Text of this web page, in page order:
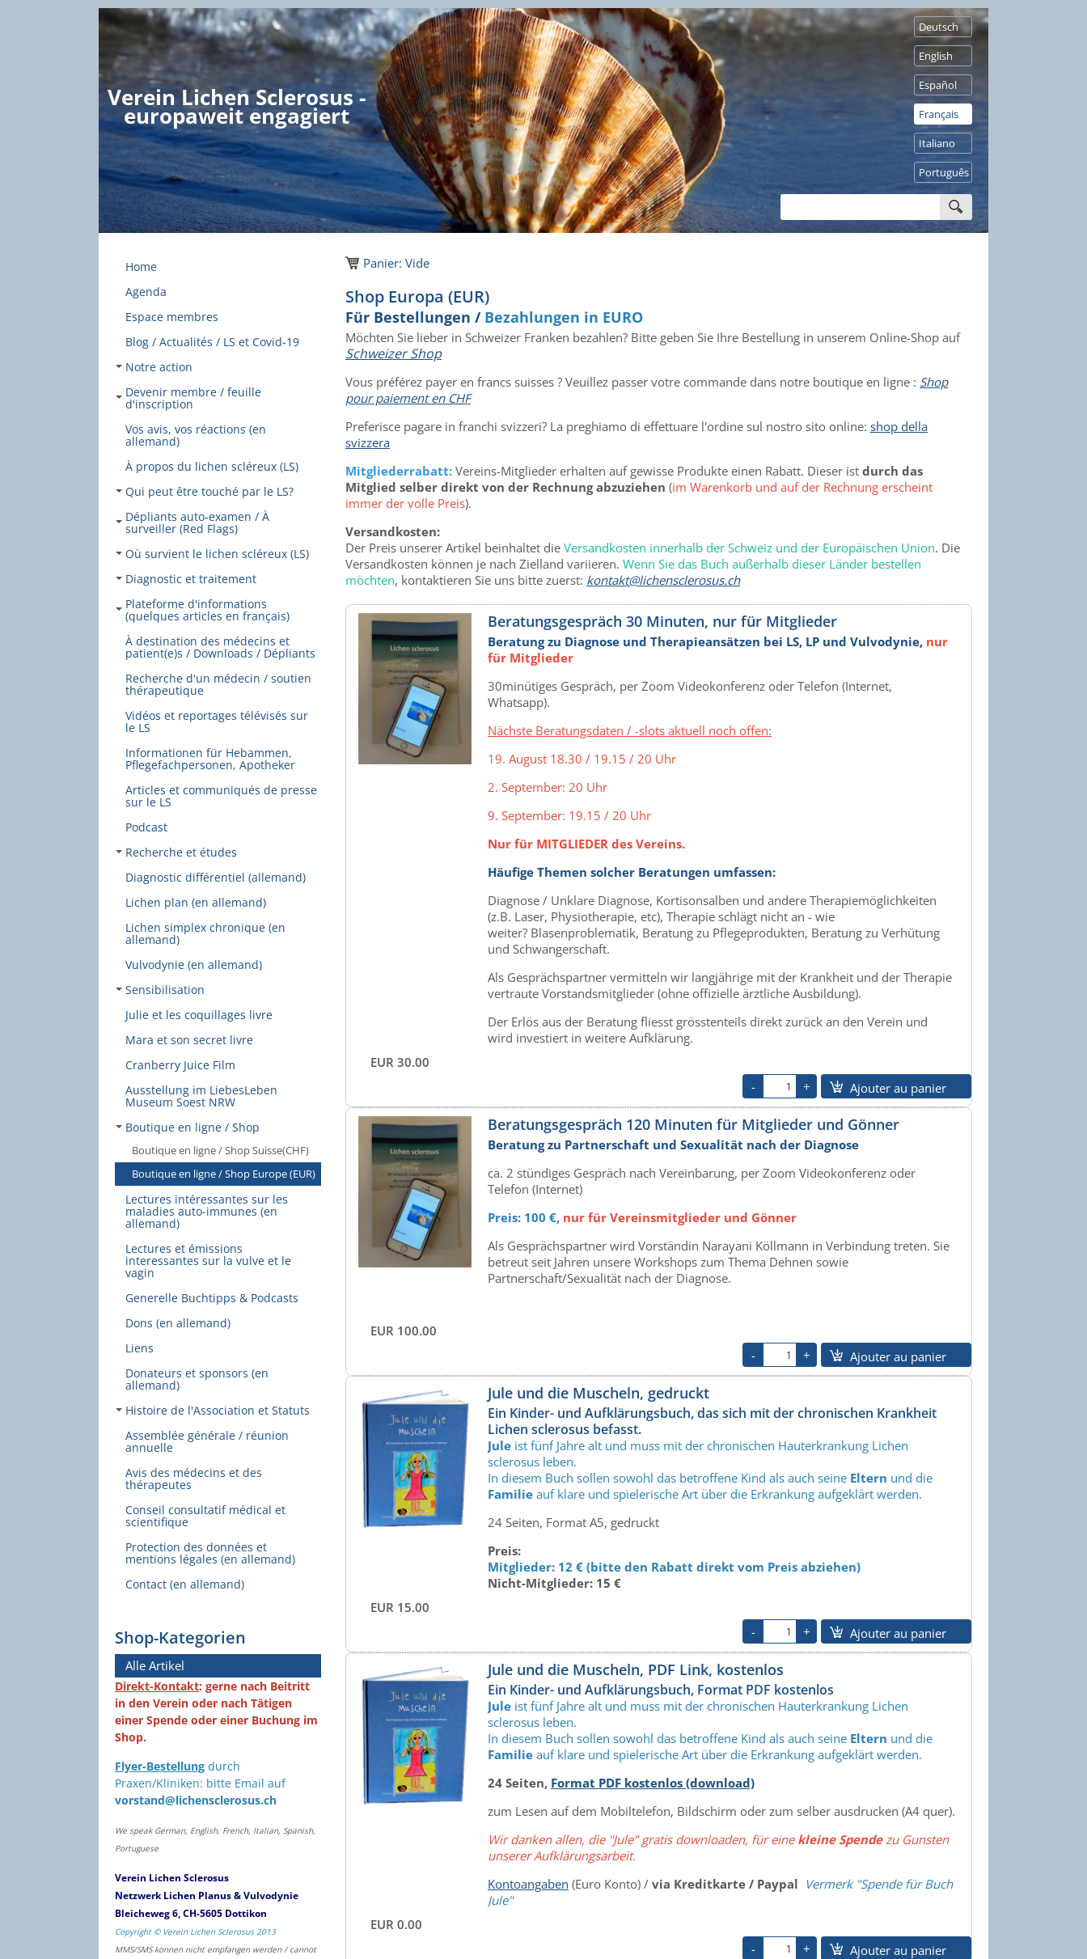
Verein Lichen Sclerosus -
europaweit engagiert
Deutsch
English
Español
Français
Italiano
Português
Home
Agenda
Espace membres
Blog / Actualités / LS et Covid-19
Notre action
Devenir membre / feuille
d'inscription
Vos avis, vos réactions (en
allemand)
À propos du lichen scléreux (LS)
Qui peut être touché par le LS?
Dépliants auto-examen / À
surveiller (Red Flags)
Où survient le lichen scléreux (LS)
Diagnostic et traitement
Plateforme d'informations
(quelques articles en français)
À destination des médecins et
patient(e)s / Downloads / Dépliants
Recherche d'un médecin / soutien
thérapeutique
Vidéos et reportages télévisés sur
le LS
Informationen für Hebammen,
Pflegefachpersonen, Apotheker
Articles et communiqués de presse
sur le LS
Podcast
Recherche et études
Diagnostic différentiel (allemand)
Lichen plan (en allemand)
Lichen simplex chronique (en
allemand)
Vulvodynie (en allemand)
Sensibilisation
Julie et les coquillages livre
Mara et son secret livre
Cranberry Juice Film
Ausstellung im LiebesLeben
Museum Soest NRW
Boutique en ligne / Shop
Boutique en ligne / Shop Suisse(CHF)
Boutique en ligne / Shop Europe (EUR)
Lectures intéressantes sur les
maladies auto-immunes (en
allemand)
Lectures et émissions
interessantes sur la vulve et le
vagin
Generelle Buchtipps & Podcasts
Dons (en allemand)
Liens
Donateurs et sponsors (en
allemand)
Histoire de l'Association et Statuts
Assemblée générale / réunion
annuelle
Avis des médecins et des
thérapeutes
Conseil consultatif médical et
scientifique
Protection des données et
mentions légales (en allemand)
Contact (en allemand)
Shop-Kategorien
Alle Artikel
Direkt-Kontakt: gerne nach Beitritt
in den Verein oder nach Tätigen
einer Spende oder einer Buchung im
Shop.
Flyer-Bestellung durch
Praxen/Kliniken: bitte Email auf
vorstand@lichensclerosus.ch
We speak German, English, French, Italian, Spanish,
Portuguese
Verein Lichen Sclerosus
Netzwerk Lichen Planus & Vulvodynie
Bleicheweg 6, CH-5605 Dottikon
Copyright © Verein Lichen Sclerosus 2013
MMS/SMS können nicht empfangen werden / cannot
Panier: Vide
Shop Europa (EUR)
Für Bestellungen / Bezahlungen in EURO
Möchten Sie lieber in Schweizer Franken bezahlen? Bitte geben Sie Ihre Bestellung in unserem Online-Shop auf
Schweizer Shop
Vous préférez payer en francs suisses ? Veuillez passer votre commande dans notre boutique en ligne : Shop
pour paiement en CHF
Preferisce pagare in franchi svizzeri? La preghiamo di effettuare l'ordine sul nostro sito online: shop della
svizzera
Mitgliederrabatt: Vereins-Mitglieder erhalten auf gewisse Produkte einen Rabatt. Dieser ist durch das
Mitglied selber direkt von der Rechnung abzuziehen (im Warenkorb und auf der Rechnung erscheint
immer der volle Preis).
Versandkosten:
Der Preis unserer Artikel beinhaltet die Versandkosten innerhalb der Schweiz und der Europäischen Union. Die
Versandkosten können je nach Zielland variieren. Wenn Sie das Buch außerhalb dieser Länder bestellen
möchten, kontaktieren Sie uns bitte zuerst: kontakt@lichensclerosus.ch
Beratungsgespräch 30 Minuten, nur für Mitglieder
Beratung zu Diagnose und Therapieansätzen bei LS, LP und Vulvodynie, nur
für Mitglieder
30minütiges Gespräch, per Zoom Videokonferenz oder Telefon (Internet,
Whatsapp).
Nächste Beratungsdaten / -slots aktuell noch offen:
19. August 18.30 / 19.15 / 20 Uhr
2. September: 20 Uhr
9. September: 19.15 / 20 Uhr
Nur für MITGLIEDER des Vereins.
Häufige Themen solcher Beratungen umfassen:
Diagnose / Unklare Diagnose, Kortisonsalben und andere Therapiemöglichkeiten
(z.B. Laser, Physiotherapie, etc), Therapie schlägt nicht an - wie
weiter? Blasenproblematik, Beratung zu Pflegeprodukten, Beratung zu Verhütung
und Schwangerschaft.
Als Gesprächspartner vermitteln wir langjährige mit der Krankheit und der Therapie
vertraute Vorstandsmitglieder (ohne offizielle ärztliche Ausbildung).
Der Erlös aus der Beratung fliesst grösstenteils direkt zurück an den Verein und
wird investiert in weitere Aufklärung.
EUR 30.00
Ajouter au panier
Beratungsgespräch 120 Minuten für Mitglieder und Gönner
Beratung zu Partnerschaft und Sexualität nach der Diagnose
ca. 2 stündiges Gespräch nach Vereinbarung, per Zoom Videokonferenz oder
Telefon (Internet)
Preis: 100 €, nur für Vereinsmitglieder und Gönner
Als Gesprächspartner wird Vorständin Narayani Köllmann in Verbindung treten. Sie
betreut seit Jahren unsere Workshops zum Thema Dehnen sowie
Partnerschaft/Sexualität nach der Diagnose.
EUR 100.00
Ajouter au panier
Jule und die Muscheln, gedruckt
Ein Kinder- und Aufklärungsbuch, das sich mit der chronischen Krankheit
Lichen sclerosus befasst.
Jule ist fünf Jahre alt und muss mit der chronischen Hauterkrankung Lichen
sclerosus leben.
In diesem Buch sollen sowohl das betroffene Kind als auch seine Eltern und die
Familie auf klare und spielerische Art über die Erkrankung aufgeklärt werden.
24 Seiten, Format A5, gedruckt
Preis:
Mitglieder: 12 € (bitte den Rabatt direkt vom Preis abziehen)
Nicht-Mitglieder: 15 €
EUR 15.00
Ajouter au panier
Jule und die Muscheln, PDF Link, kostenlos
Ein Kinder- und Aufklärungsbuch, Format PDF kostenlos
Jule ist fünf Jahre alt und muss mit der chronischen Hauterkrankung Lichen
sclerosus leben.
In diesem Buch sollen sowohl das betroffene Kind als auch seine Eltern und die
Familie auf klare und spielerische Art über die Erkrankung aufgeklärt werden.
24 Seiten, Format PDF kostenlos (download)
zum Lesen auf dem Mobiltelefon, Bildschirm oder zum selber ausdrucken (A4 quer).
Wir danken allen, die "Jule" gratis downloaden, für eine kleine Spendezu Gunsten
unserer Aufklärungsarbeit.
Kontoangaben (Euro Konto) / via Kreditkarte / Paypal Vermerk "Spende für Buch
Jule"
EUR 0.00
Ajouter au panier